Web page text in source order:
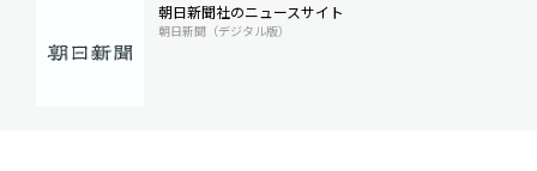
朝日新聞社のニュースサイト
朝日新聞（デジタル版）